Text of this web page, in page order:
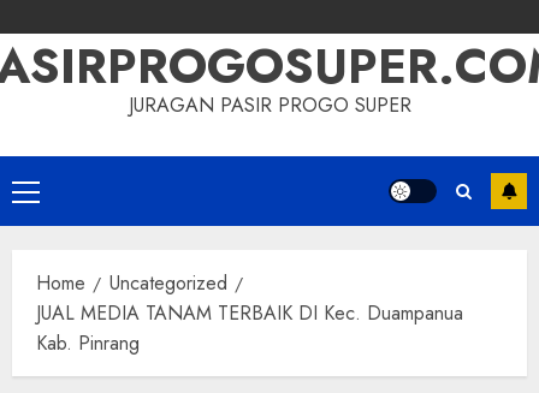
JURAGAN PASIR PROGO SUPER
Primary
Menu
Home
Uncategorized
JUAL MEDIA TANAM TERBAIK DI Kec. Duampanua
Kab. Pinrang